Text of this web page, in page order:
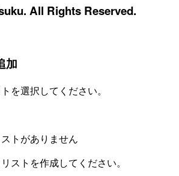
All Rights Reserved.
加
を選択してください。
トがありません
ストを作成してください。